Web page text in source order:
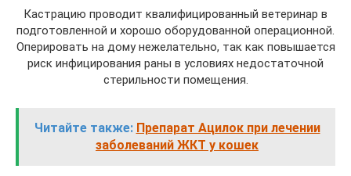
Кастрацию проводит квалифицированный ветеринар в
подготовленной и хорошо оборудованной операционной.
Оперировать на дому нежелательно, так как повышается
риск инфицирования раны в условиях недостаточной
стерильности помещения.
Читайте также: Препарат Ацилок при лечении
заболеваний ЖКТ у кошек